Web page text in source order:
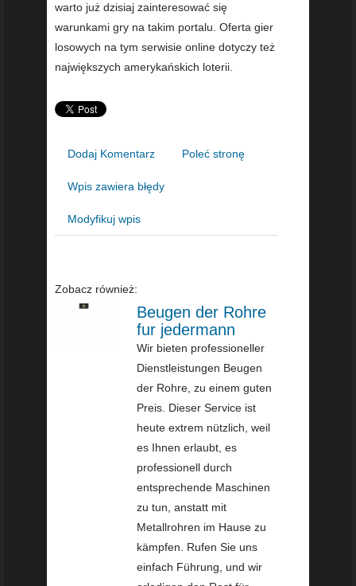
warto już dzisiaj zainteresować się
warunkami gry na takim portalu. Oferta gier
losowych na tym serwisie online dotyczy też
największych amerykańskich loterii.
Dodaj Komentarz Poleć stronę
Wpis zawiera błędy
Modyfikuj wpis
Zobacz również:
Beugen der Rohre
fur jedermann
Wir bieten professioneller
Dienstleistungen Beugen
der Rohre, zu einem guten
Preis. Dieser Service ist
heute extrem nützlich, weil
es Ihnen erlaubt, es
professionell durch
entsprechende Maschinen
zu tun, anstatt mit
Metallrohren im Hause zu
kämpfen. Rufen Sie uns
einfach Führung, und wir